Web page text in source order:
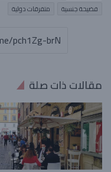
فضيحة جنسية
متفرقات دولية
مقالات ذات صلة